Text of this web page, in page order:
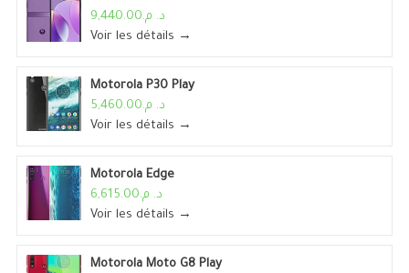
د. م.9,440.00
Voir les détails →
Motorola P30 Play
د. م.5,460.00
Voir les détails →
Motorola Edge
د. م.6,615.00
Voir les détails →
Motorola Moto G8 Play